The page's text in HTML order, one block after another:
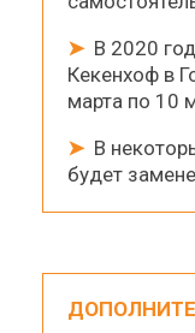
➤В 2020
Кекенхоф в
марта по 10
➤В
будет